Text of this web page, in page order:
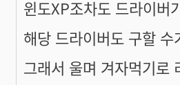
윈도XP조차도 드라이버
해당 드라이버도 구할
그래서 울며 겨자먹기로